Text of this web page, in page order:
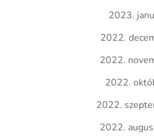
2023.
2022.
2022.
2022.
2022.
2022.